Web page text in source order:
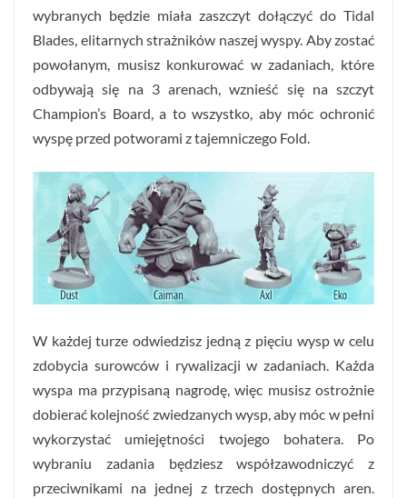
wybranych będzie miała zaszczyt dołączyć do Tidal
Blades, elitarnych strażników naszej wyspy. Aby zostać
powołanym, musisz konkurować w zadaniach, które
odbywają się na 3 arenach, wznieść się na szczyt
Champion’s Board, a to wszystko, aby móc ochronić
wyspę przed potworami z tajemniczego Fold.
W każdej turze odwiedzisz jedną z pięciu wysp w celu
zdobycia surowców i rywalizacji w zadaniach. Każda
wyspa ma przypisaną nagrodę, więc musisz ostrożnie
dobierać kolejność zwiedzanych wysp, aby móc w pełni
wykorzystać umiejętności twojego bohatera. Po
wybraniu zadania będziesz współzawodniczyć z
przeciwnikami na jednej z trzech dostępnych aren.